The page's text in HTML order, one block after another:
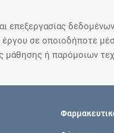
επεξεργασίας
σε οποιοδήποτε
μάθησης ή παρόμοιων